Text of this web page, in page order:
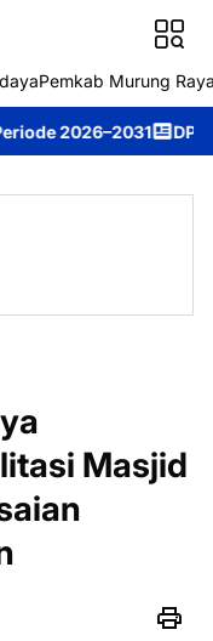
Pemkab Murung
DPRD Murung Raya
Masjid